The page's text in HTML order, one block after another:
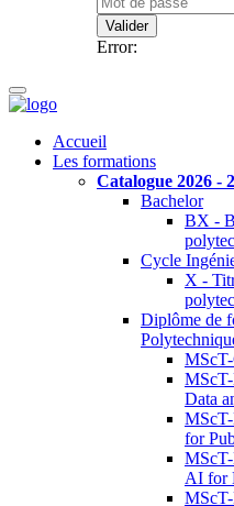
Valider
Error:
Accueil
Les formations
Catalogue 2026 -
Bachelor
BX -
Cycle
X -
Diplôme de
Data
for
AI for